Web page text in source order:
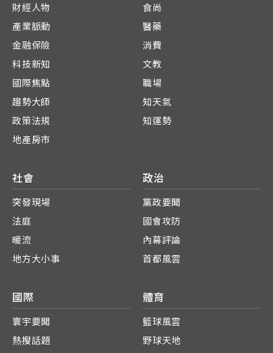
財經人物
產業脈動
金融保險
科技新知
國際焦點
趨勢大師
政策法規
地產房市
食尚
醫藥
消費
文教
職場
知天氣
知運勢
社會
突發現場
法庭
暖流
地方大小事
政治
黨政要聞
國會攻防
內幕評論
首都風雲
國際
寰宇要聞
熱搜話題
體育
籃球風雲
野球天地